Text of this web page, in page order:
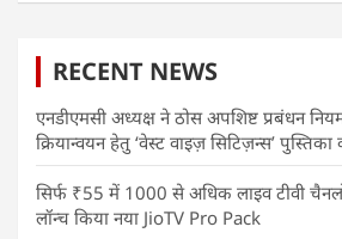
RECENT NEWS
एनडीएमसी अध्यक्ष ने ठोस अपशिष्ट प्रबंधन
क्रियान्वयन हेतु ‘वेस्ट वाइज़ सिटिज़न्स’
सिर्फ ₹55 में 1000 से अधिक लाइव टीवी
लॉन्च किया नया JioTV Pro Pack